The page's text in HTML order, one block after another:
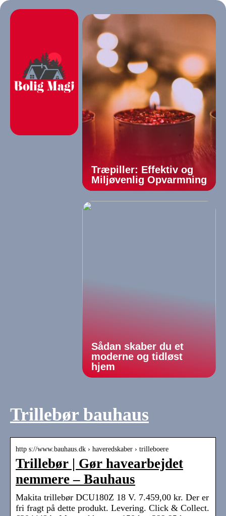
Træpiller: Effektiv og
Miljøvenlig Opvarmning
Sådan skaber du et
moderne og tidløst
hjem
Trillebør bauhaus
http s://www.bauhaus.dk › haveredskaber › trilleboere
Trillebør | Gør havearbejdet
nemmere – Bauhaus
Makita trillebør DCU180Z 18 V. 7.459,00 kr. Der er
fri fragt på dette produkt. Levering. Click & Collect.